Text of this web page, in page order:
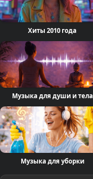
Хиты 2010 года
Музыка для души и тела
Музыка для уборки